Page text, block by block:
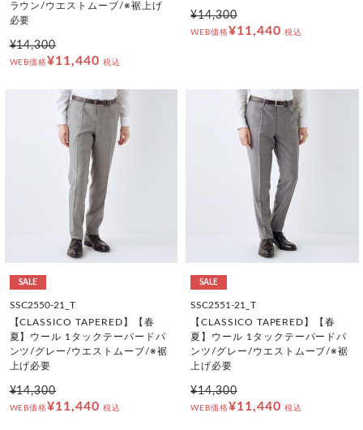
ラウン/ウエストムーブ/※裾上げ
必要
¥14,300
WEB価格¥11,440 税込
¥14,300
WEB価格¥11,440 税込
SALE
SSC2550-21_T
【CLASSICO TAPERED】【春
夏】ウール 1タックテーパードパ
ンツ/グレー/ウエストムーブ/※裾
上げ必要
¥14,300
WEB価格¥11,440 税込
SALE
SSC2551-21_T
【CLASSICO TAPERED】【春
夏】ウール 1タックテーパードパ
ンツ/グレー/ウエストムーブ/※裾
上げ必要
¥14,300
WEB価格¥11,440 税込